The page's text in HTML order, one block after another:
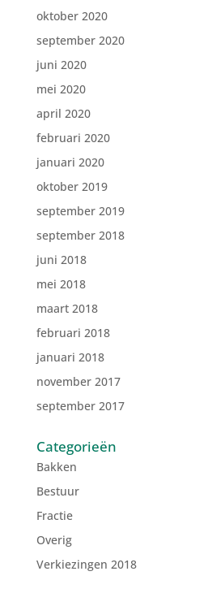
oktober 2020
september 2020
juni 2020
mei 2020
april 2020
februari 2020
januari 2020
oktober 2019
september 2019
september 2018
juni 2018
mei 2018
maart 2018
februari 2018
januari 2018
november 2017
september 2017
Categorieën
Bakken
Bestuur
Fractie
Overig
Verkiezingen 2018